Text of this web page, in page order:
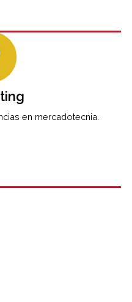
en mercadotecnia.